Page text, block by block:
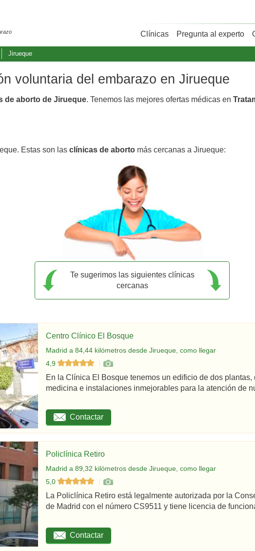
Clínicas Pregunta al experto
Jirueque
voluntaria del embarazo en Jirueque
de aborto de Jirueque. Tenemos las mejores ofertas médicas en
Estas son las clínicas de aborto más cercanas a Jirueque:
Te sugerimos las siguientes clínicas
cercanas
Centro Clínico El Bosque
Madrid a 84,44 kilómetros desde Jirueque, como llegar
4,9
En la Clínica El Bosque tenemos un edificio de dos
medicina e instalaciones inmejorables para la atención de
Contactar
Policlínica Retiro
Madrid a 89,32 kilómetros desde Jirueque, como llegar
5,0
La Policlínica Retiro está legalmente autorizada por la
de Madrid con el número CS9511 y tiene licencia de
Contactar